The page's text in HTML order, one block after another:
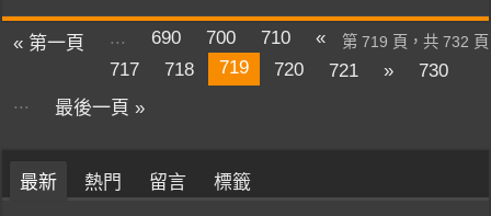
第 719 頁，共 732 頁
« 第一頁 ... 690 700 710
«
717
718 719 720 721 »
730
...
最後一頁 »
最新 熱門 留言 標籤